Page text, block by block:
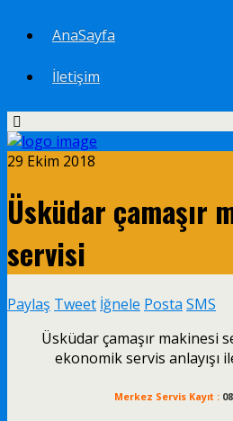
AnaSayfa
İletişim
29 Ekim 2018
Üsküdar çamaşır
servisi
Paylaş Tweet İğnele Posta SMS
Üsküdar çamaşır makinesi
ekonomik servis anlayışı
Merkez Servis Kayıt :